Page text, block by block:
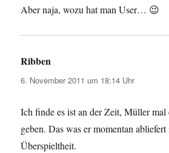
Aber naja, wozu hat man User… 😉
Ribben
6. November 2011 um 18:14 Uhr
Ich finde es ist an der Zeit, Müller mal
geben. Das was er momentan
Überspieltheit.